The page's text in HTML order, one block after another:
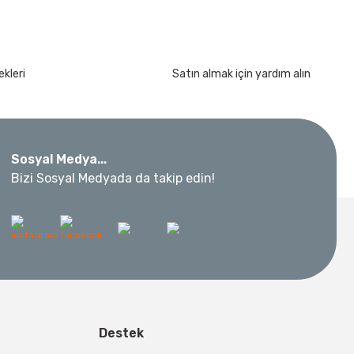
Satın almak için yardım alın
Sosyal Medya...
Bizi Sosyal Medyada da takip edin!
Destek